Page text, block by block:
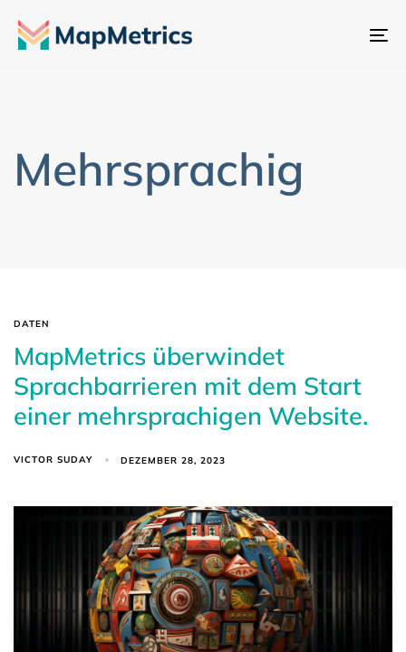
Mehrsprachig
DATEN
MapMetrics überwindet
Sprachbarrieren mit dem Start
einer mehrsprachigen Website.
VICTOR SUDAY DEZEMBER 28, 2023